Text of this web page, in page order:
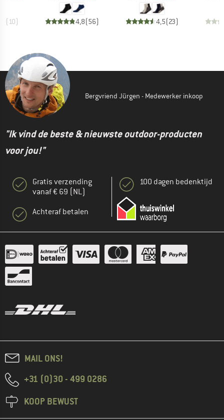
(10) 4,8(56) 4,5(23)
Bergvriend Jürgen - Medewerker inkoop
"Ik vind de beste & nieuwste outdoor-producten
voor jou!"
Gratis verzending
vanaf € 69 (NL)
Achteraf betalen
100 dagen bedenktijd
MAIL ONS!
+31 (0)30 - 499 0286
KOOP BEWUST